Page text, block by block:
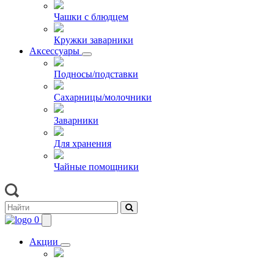
Чашки с блюдцем
Кружки заварники
Аксессуары
Подносы/подставки
Сахарницы/молочники
Заварники
Для хранения
Чайные помощники
0
Акции